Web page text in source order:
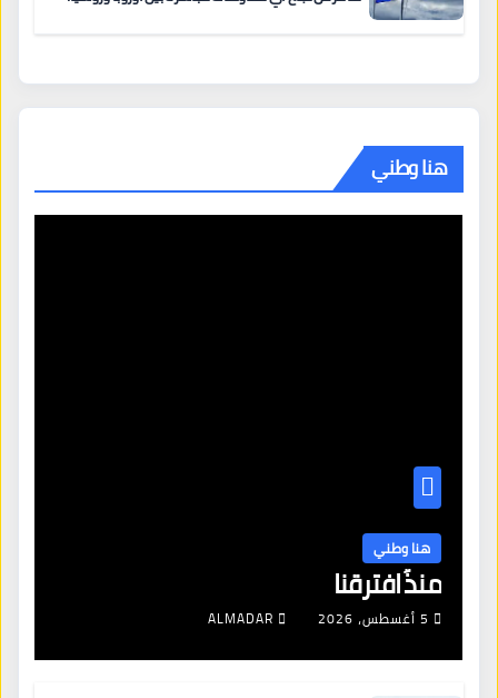
هنا وطني
هنا وطني
منذُ افترقنا
5 أغسطس، 2026 ALMADAR